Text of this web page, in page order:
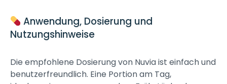
Anwendung, Dosierung und
Nutzungshinweise
Die empfohlene Dosierung von Nuvia ist einfach und
benutzerfreundlich. Eine Portion am Tag,